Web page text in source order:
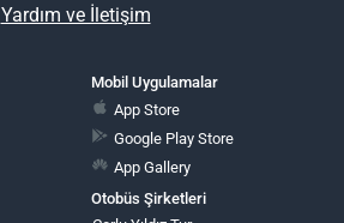
Yardım ve İletişim
Mobil Uygulamalar
App Store
Google Play Store
App Gallery
Otobüs Şirketleri